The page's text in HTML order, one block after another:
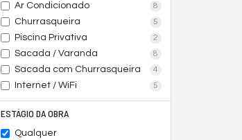
Ar Condicionado
8
Churrasqueira 5
Piscina Privativa 2
Sacada / Varanda 8
Sacada com Churrasqueira 4
Internet / WiFi 5
ESTÁGIO DA OBRA
Qualquer